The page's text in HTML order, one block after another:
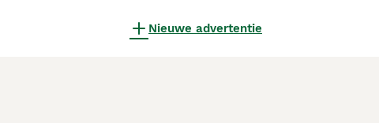
Nieuwe advertentie